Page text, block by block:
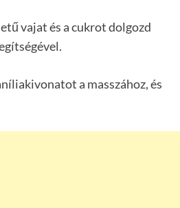
vajat és a cukrot dolgozd
a masszához, és